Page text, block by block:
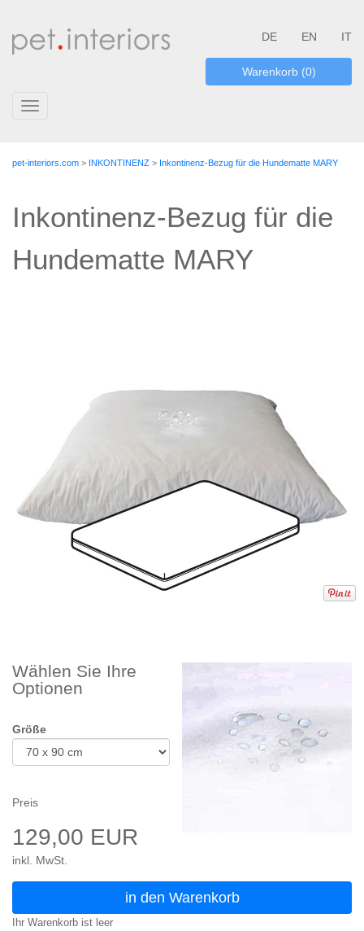
DE EN IT
Warenkorb (0)
Toggle
pet-interiors.com > INKONTINENZ > Inkontinenz-Bezug für die Hundematte MARY
Inkontinenz-Bezug für die
Hundematte MARY
Wählen Sie Ihre
Optionen
Größe
Preis
129,00 EUR
inkl. MwSt.
in den Warenkorb
Ihr Warenkorb ist leer